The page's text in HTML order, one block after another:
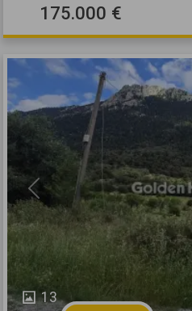
175.000 €
13
Previous